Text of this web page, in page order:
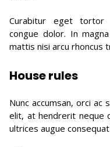
Curabitur eget tortor
congue dolor. In
mattis nisi arcu rhoncus
House rules
Nunc accumsan, orci
elit, at hendrerit neque
ultrices augue